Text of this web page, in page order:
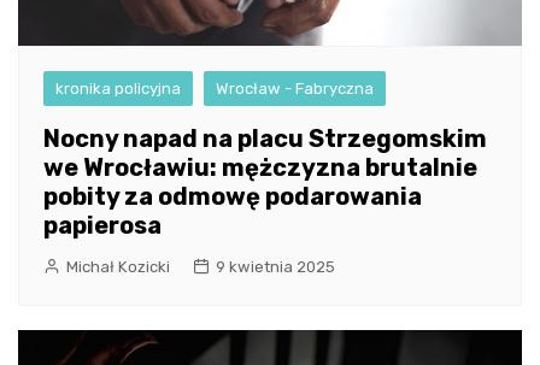
kronika policyjna Wrocław - Fabryczna
Nocny napad na placu Strzegomskim
we Wrocławiu: mężczyzna brutalnie
pobity za odmowę podarowania
papierosa
Michał Kozicki 9 kwietnia 2025